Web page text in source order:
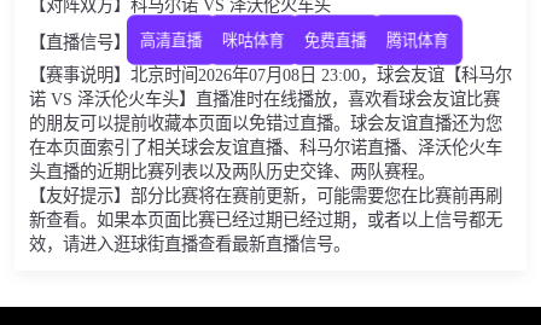
【对阵双方】科马尔诺 VS 泽沃伦火车头
【直播信号】
高清直播 咪咕体育 免费直播 腾讯体育
【赛事说明】北京时间2026年07月08日 23:00，球会友谊【科马尔
诺 VS 泽沃伦火车头】直播准时在线播放，喜欢看球会友谊比赛
的朋友可以提前收藏本页面以免错过直播。球会友谊直播还为您
在本页面索引了相关球会友谊直播、科马尔诺直播、泽沃伦火车
头直播的近期比赛列表以及两队历史交锋、两队赛程。
【友好提示】部分比赛将在赛前更新，可能需要您在比赛前再刷
新查看。如果本页面比赛已经过期已经过期，或者以上信号都无
效，请进入逛球街直播查看最新直播信号。